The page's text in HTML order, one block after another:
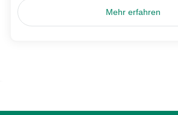
Mehr erfahren